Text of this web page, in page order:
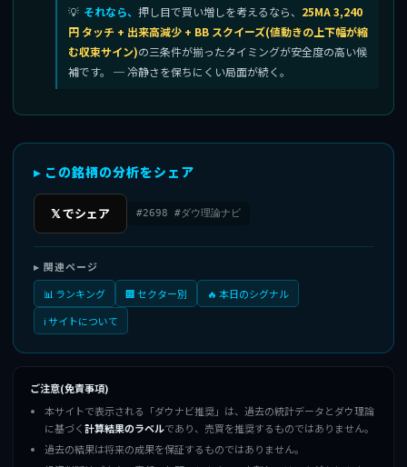
それなら、 押し目で買い増しを考えるなら、 25MA 3,240
円 タッチ + 出来高減少 + BB スクイーズ(値動きの上下幅が縮
む収束サイン)の三条件が揃ったタイミングが安全度の高い候
補です。 ─ 冷静さを保ちにくい局面が続く。
▸ この銘柄の分析をシェア
𝕏 でシェア #2698 #ダウ理論ナビ
▸ 関連ページ
📊 ランキング
🏢 セクター別
🔥 本日のシグナル
ℹ️ サイトについて
ご注意(免責事項)
本サイトで表示される「ダウナビ推奨」は、過去の統計データとダウ理論
に基づく計算結果のラベルであり、売買を推奨するものではありません。
過去の結果は将来の成果を保証するものではありません。